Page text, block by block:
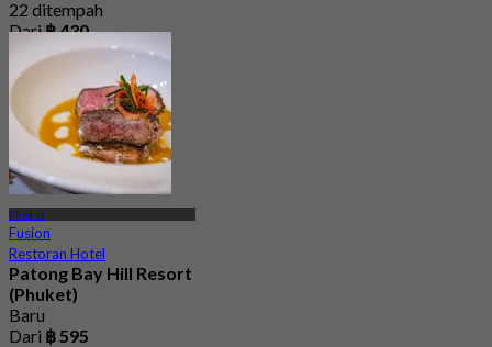
22 ditempah
Dari฿ 430
Phuket
Fusion
Restoran Hotel
Patong Bay Hill Resort
(Phuket)
Baru
Dari ฿ 595